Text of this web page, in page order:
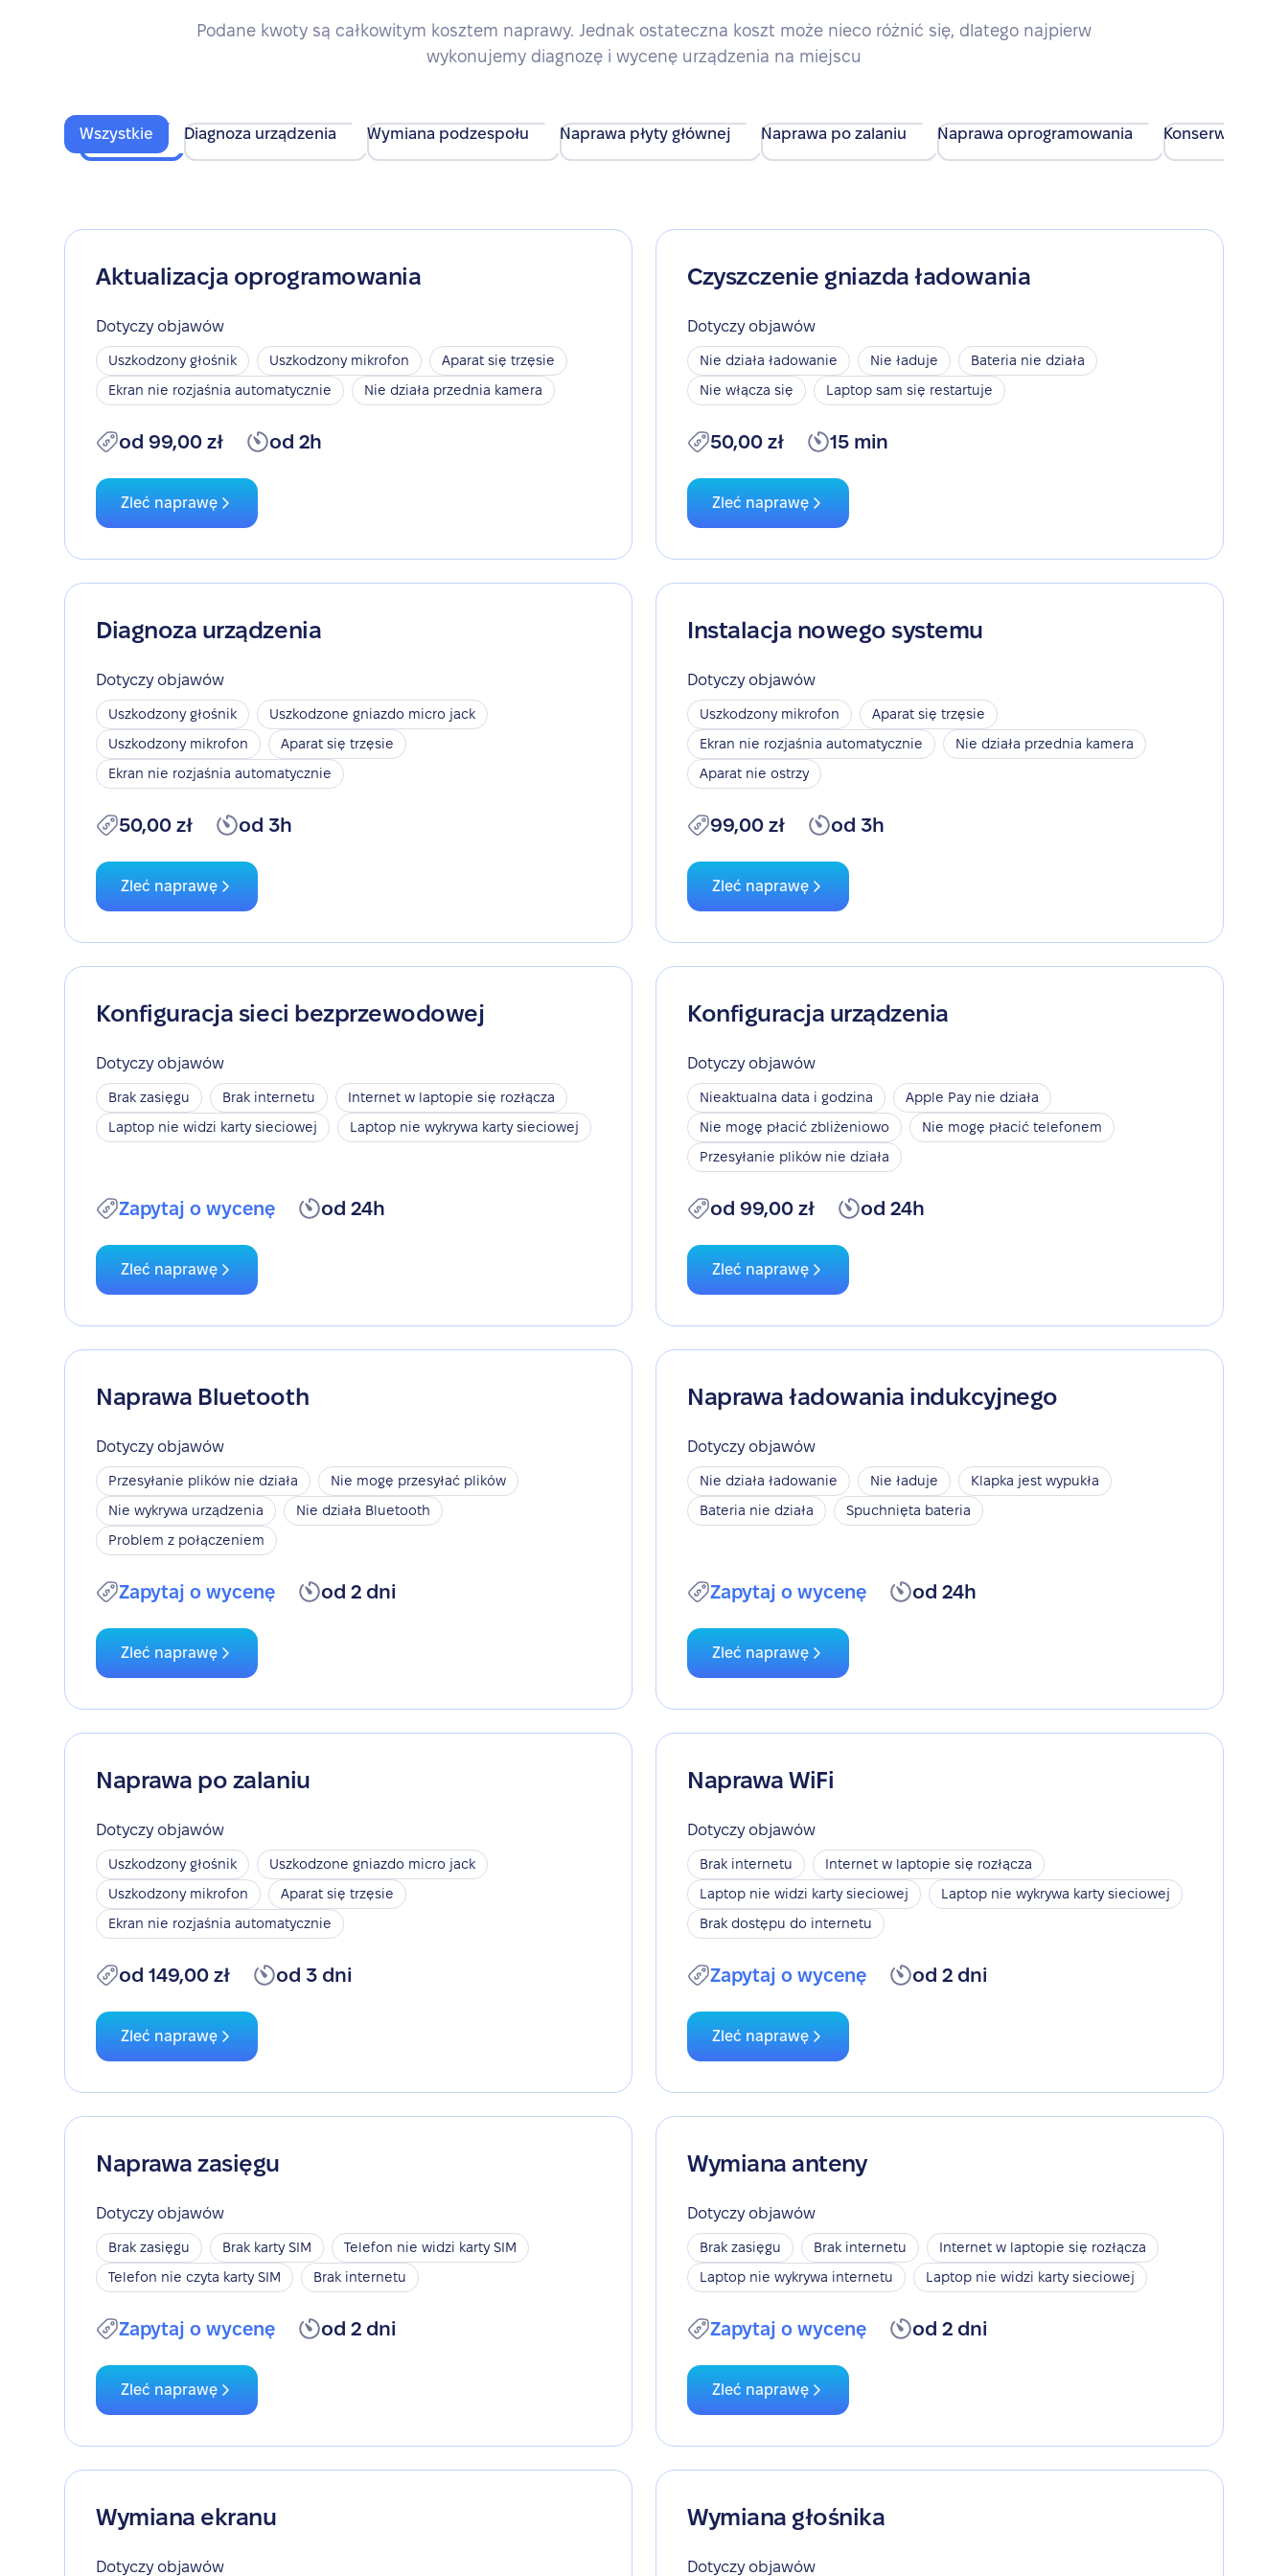
Podane kwoty są całkowitym kosztem naprawy. Jednak ostateczna koszt może nieco różnić się, dlatego najpierw
wykonujemy diagnozę i wycenę urządzenia na miejscu
Wszystkie Diagnoza urządzenia Wymiana podzespołu Naprawa płyty głównej Naprawa po zalaniu Naprawa oprogramowania Konserwacja
Aktualizacja oprogramowania
Dotyczy objawów
Uszkodzony głośnik Uszkodzony mikrofon
Aparat się trzęsie
Ekran nie rozjaśnia automatycznie
Nie działa przednia kamera
od 99,00 zł od 2h
Zleć naprawę
Czyszczenie gniazda ładowania
Dotyczy objawów
Nie działa ładowanie Nie ładuje
Bateria nie działa
Nie włącza się
Laptop sam się restartuje
50,00 zł 15 min
Zleć naprawę
Diagnoza urządzenia
Dotyczy objawów
Uszkodzony głośnik
Uszkodzone gniazdo micro jack
Uszkodzony mikrofon
Aparat się trzęsie
Ekran nie rozjaśnia automatycznie
50,00 zł od 3h
Zleć naprawę
Instalacja nowego systemu
Dotyczy objawów
Uszkodzony mikrofon
Aparat się trzęsie
Ekran nie rozjaśnia automatycznie
Nie działa przednia kamera
Aparat nie ostrzy
99,00 zł od 3h
Zleć naprawę
Konfiguracja sieci bezprzewodowej
Dotyczy objawów
Brak zasięgu Brak internetu
Internet w laptopie się rozłącza
Laptop nie widzi karty sieciowej
Laptop nie wykrywa karty sieciowej
Zapytaj o wycenę od 24h
Zleć naprawę
Konfiguracja urządzenia
Dotyczy objawów
Nieaktualna data i godzina
Apple Pay nie działa
Nie mogę płacić zbliżeniowo
Nie mogę płacić telefonem
Przesyłanie plików nie działa
od 99,00 zł od 24h
Zleć naprawę
Naprawa Bluetooth
Dotyczy objawów
Przesyłanie plików nie działa
Nie mogę przesyłać plików
Nie wykrywa urządzenia
Nie działa Bluetooth
Problem z połączeniem
Zapytaj o wycenę od 2 dni
Zleć naprawę
Naprawa ładowania indukcyjnego
Dotyczy objawów
Nie działa ładowanie Nie ładuje
Klapka jest wypukła
Bateria nie działa
Spuchnięta bateria
Zapytaj o wycenę od 24h
Zleć naprawę
Naprawa po zalaniu
Dotyczy objawów
Uszkodzony głośnik
Uszkodzone gniazdo micro jack
Uszkodzony mikrofon
Aparat się trzęsie
Ekran nie rozjaśnia automatycznie
od 149,00 zł od 3 dni
Zleć naprawę
Naprawa WiFi
Dotyczy objawów
Brak internetu
Internet w laptopie się rozłącza
Laptop nie widzi karty sieciowej
Laptop nie wykrywa karty sieciowej
Brak dostępu do internetu
Zapytaj o wycenę od 2 dni
Zleć naprawę
Naprawa zasięgu
Dotyczy objawów
Brak zasięgu Brak karty SIM
Telefon nie widzi karty SIM
Telefon nie czyta karty SIM
Brak internetu
Zapytaj o wycenę od 2 dni
Zleć naprawę
Wymiana anteny
Dotyczy objawów
Brak zasięgu Brak internetu
Internet w laptopie się rozłącza
Laptop nie wykrywa internetu
Laptop nie widzi karty sieciowej
Zapytaj o wycenę od 2 dni
Zleć naprawę
Wymiana ekranu
Dotyczy objawów
Wymiana głośnika
Dotyczy objawów